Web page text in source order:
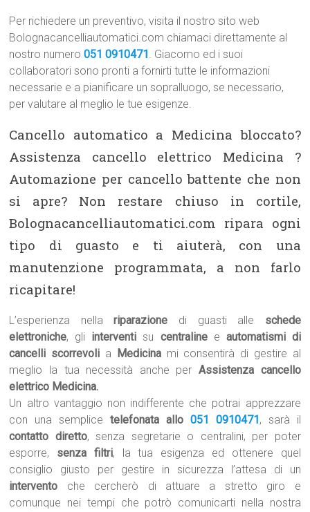
Per richiedere un preventivo, visita il nostro sito web
Bolognacancelliautomatici.com chiamaci direttamente al
nostro numero051 0910471 . Giacomo ed i suoi
collaboratori sono pronti a fornirti tutte le informazioni
necessarie e a pianificare un sopralluogo, se necessario,
per valutare al meglio le tue esigenze.
Cancello automatico a Medicina bloccato?
Assistenza cancello elettrico Medicina ?
Automazione per cancello battente che non
si apre? Non restare chiuso in cortile,
Bolognacancelliautomatici.com ripara ogni
tipo di guasto e ti aiuterà, con una
manutenzione programmata, a non farlo
ricapitare!
L’esperienza nellariparazione di guasti alle schede
elettroniche, gli interventi su centralinee automatismi di
cancelli scorrevoli a Medicina mi consentirà di gestire al
meglio la tua necessità anche per Assistenza cancello
elettrico Medicina.
Un altro vantaggio non indifferente che potrai apprezzare
con una semplicetelefonata allo 051 0910471 , sarà il
contatto diretto, senza segretarie o centralini, per poter
esporre, senza filtri, la tua esigenza ed ottenere quel
consiglio giusto per gestire in sicurezza l’attesa di un
intervento che cercherò di attuare a stretto giro e
comunque nei tempi che potrò comunicarti nella nostra